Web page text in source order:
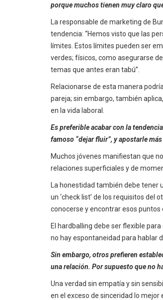
porque muchos tienen muy claro
La responsable de marketing de
tendencia: “Hemos visto que las
límites. Estos límites pueden ser
verdes; físicos, como asegurarse
temas que antes eran tabú”.
Relacionarse de esta manera
pareja; sin embargo, también
en la vida laboral.
Es preferible acabar con la
famoso “dejar fluir”, y apostarle
Muchos jóvenes manifiestan que
relaciones superficiales y de
La honestidad también debe tener
un ‘check list’ de los requisitos del
conocerse y encontrar esos puntos
El hardballing debe ser flexible
no hay espontaneidad para hablar
Sin embargo, otros prefieren
una relación. Por supuesto que no
Una verdad sin empatía y sin
en el exceso de sinceridad lo